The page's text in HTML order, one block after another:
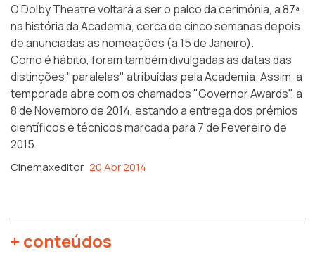
O Dolby Theatre voltará a ser o palco da cerimónia, a 87ª
na história da Academia, cerca de cinco semanas depois
de anunciadas as nomeações (a 15 de Janeiro).
Como é hábito, foram também divulgadas as datas das
distinções "paralelas" atribuídas pela Academia. Assim, a
temporada abre com os chamados "Governor Awards", a
8 de Novembro de 2014, estando a entrega dos prémios
científicos e técnicos marcada para 7 de Fevereiro de
2015.
Cinemaxeditor 20 Abr 2014
+ conteúdos